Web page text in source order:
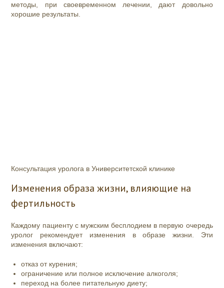
методы, при своевременном лечении, дают довольно
хорошие результаты.
Консультация уролога в Университетской клинике
Изменения образа жизни, влияющие на
фертильность
Каждому пациенту с мужским бесплодием в первую очередь
уролог рекомендует изменения в образе жизни. Эти
изменения включают:
отказ от курения;
ограничение или полное исключение алкоголя;
переход на более питательную диету;